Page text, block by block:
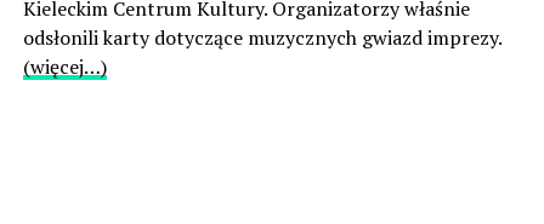
Kieleckim Centrum Kultury. Organizatorzy właśnie
odsłonili karty dotyczące muzycznych gwiazd imprezy.
(więcej…)